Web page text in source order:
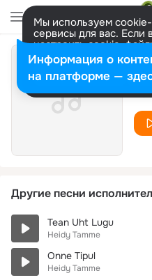
Мы используем
сервисы для вас. Если
настроить cookie-
представитель.
Разрешить все
Другие песни
Tean Uht Lugu
Heidy Tamme
Onne Tipul
Heidy Tamme
Информация о
на платформе —